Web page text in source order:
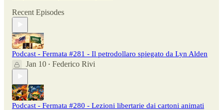
Recent Episodes
Podcast - Fermata #281 - Il petrodollaro spiegato da Lyn Alden
Jan 10 • Federico Rivi
Podcast - Fermata #280 - Lezioni libertarie dai cartoni animati